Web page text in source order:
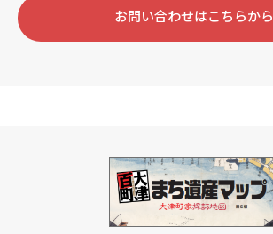
お問い合わせはこちらから